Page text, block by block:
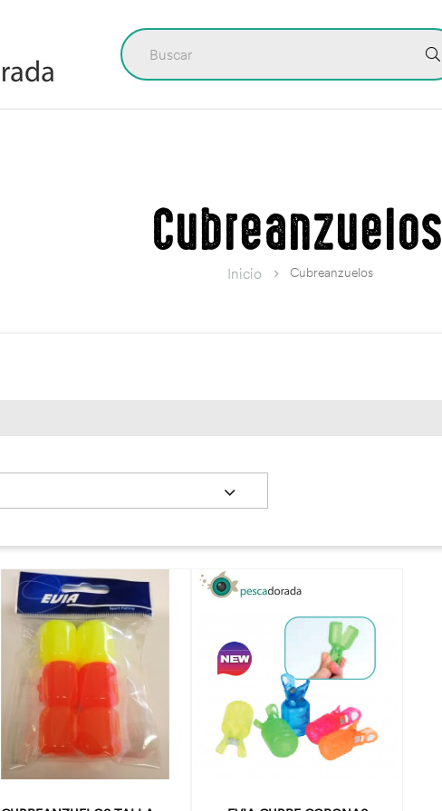
Cubreanzuelos
Inicio Cubreanzuelos